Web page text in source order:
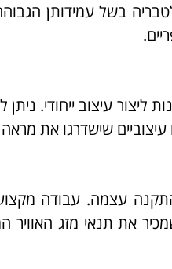
בשל עמידותן
ליצור עיצוב ייחודי.
עיצוביים שישדרגו את
עצמה. עבודה
את תנאי מזג